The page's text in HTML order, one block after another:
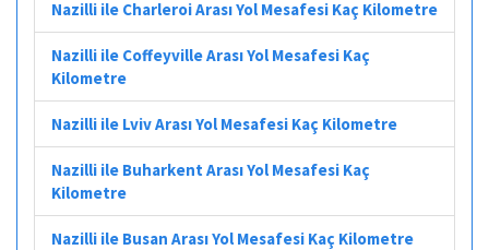
Nazilli ile Charleroi Arası Yol Mesafesi Kaç Kilometre
Nazilli ile Coffeyville Arası Yol Mesafesi Kaç
Kilometre
Nazilli ile Lviv Arası Yol Mesafesi Kaç Kilometre
Nazilli ile Buharkent Arası Yol Mesafesi Kaç
Kilometre
Nazilli ile Busan Arası Yol Mesafesi Kaç Kilometre